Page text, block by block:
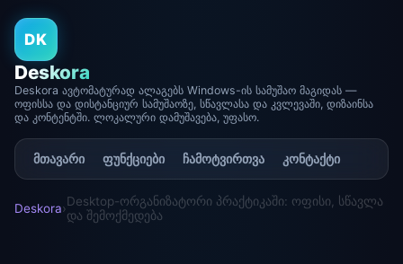
DK
Deskora
Deskora ავტომატურად ალაგებს Windows-ის სამუშაო მაგიდას —
ოფისსა და დისტანციურ სამუშაოზე, სწავლასა და კვლევაში, დიზაინსა
და კონტენტში. ლოკალური დამუშავება, უფასო.
მთავარი ფუნქციები ჩამოტვირთვა კონტაქტი
Deskora›Desktop-ორგანიზატორი პრაქტიკაში: ოფისი, სწავლა
და შემოქმედება